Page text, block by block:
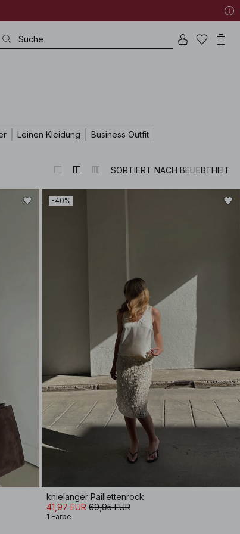
Leinen Kleidung Business Outfit
SORTIERT NACH BELIEBTHEIT
-40%
knielanger Paillettenrock
41,97 EUR 69,95 EUR
1 Farbe